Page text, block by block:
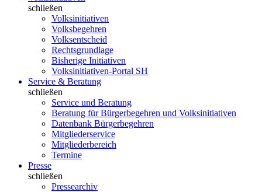
schließen
Volksinitiativen
Volksbegehren
Volksentscheid
Rechtsgrundlage
Bisherige Initiativen
Volksinitiativen-Portal SH
Service & Beratung
schließen
Service und Beratung
Beratung für Bürgerbegehren und Volksinitiativen
Datenbank Bürgerbegehren
Mitgliederservice
Mitgliederbereich
Termine
Presse
schließen
Pressearchiv